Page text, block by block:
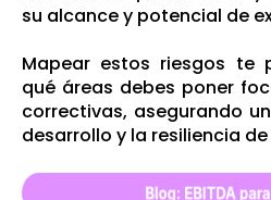
su alcance y potencial de
Mapear estos riesgos te
qué áreas debes poner
correctivas, asegurando
desarrollo y la resiliencia